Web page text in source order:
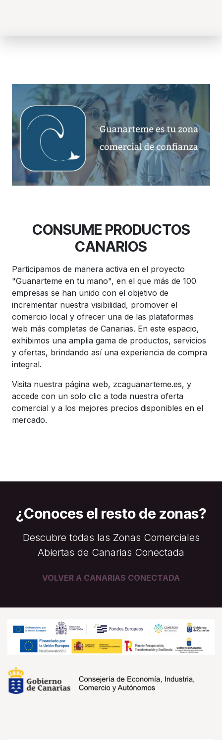
CONSUME PRODUCTOS
CANARIOS
Participamos de manera activa en el proyecto
"Guanarteme en tu mano", en el que más de 100
empresas se han unido con el objetivo de
incrementar nuestra visibilidad, promover el
comercio local y ofrecer una de las plataformas
web más completas de Canarias. En este espacio,
exhibimos una amplia gama de productos, servicios
y ofertas, brindando así una experiencia de compra
integral.
Visita nuestra página web, zcaguanarteme.es, y
accede con un solo clic a toda nuestra oferta
comercial y a los mejores precios disponibles en el
mercado.
¿Conoces el resto de zonas?
Descubre todas las Zonas Comerciales
Abiertas de Canarias Conectada
VOLVER A CANARIAS CONECTADA